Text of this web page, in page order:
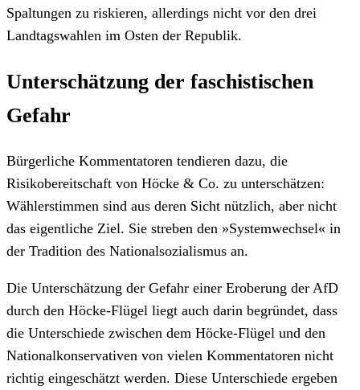
Spaltungen zu riskieren, allerdings nicht vor den drei
Landtagswahlen im Osten der Republik.
Unterschätzung der faschistischen
Gefahr
Bürgerliche Kommentatoren tendieren dazu, die
Risikobereitschaft von Höcke & Co. zu unterschätzen:
Wählerstimmen sind aus deren Sicht nützlich, aber nicht
das eigentliche Ziel. Sie streben den »Systemwechsel« in
der Tradition des Nationalsozialismus an.
Die Unterschätzung der Gefahr einer Eroberung der AfD
durch den Höcke-Flügel liegt auch darin begründet, dass
die Unterschiede zwischen dem Höcke-Flügel und den
Nationalkonservativen von vielen Kommentatoren nicht
richtig eingeschätzt werden. Diese Unterschiede ergeben